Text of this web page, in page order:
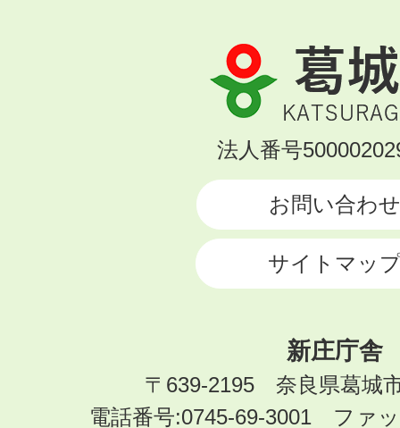
葛
城
市
KATSURAGI
法人番号
お問い合わせ
サイトマッ
新庄庁舎
〒639-2195 奈良県葛城
電話番号:0745-69-3001 ファ